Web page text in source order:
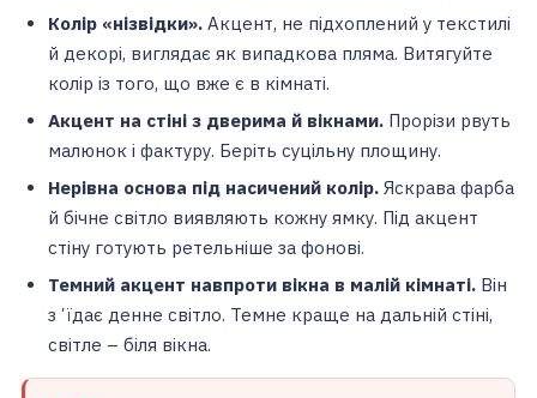
Колір «нізвідки». Акцент, не підхоплений у текстилі
й декорі, виглядає як випадкова пляма. Витягуйте
колір із того, що вже є в кімнаті.
Акцент на стіні з дверима й вікнами. Прорізи рвуть
малюнок і фактуру. Беріть суцільну площину.
Нерівна основа під насичений колір. Яскрава фарба
й бічне світло виявляють кожну ямку. Під акцент
стіну готують ретельніше за фонові.
Темний акцент навпроти вікна в малій кімнаті. Він
зʼїдає денне світло. Темне краще на дальній стіні,
світле – біля вікна.